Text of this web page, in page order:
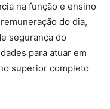
na função e ensino
do dia,
segurança do
para atuar em
superior completo